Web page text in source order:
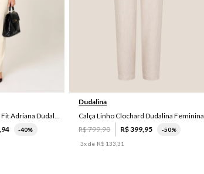
46
Calça Alfaiataria Slim Fit Adriana Dudalina Feminina
94 -40%
44
Dudalina
Calça Linho Clochard Dudalina Feminina
R$799,90 R$399 95 -50%
3x de R$ 133 ,31